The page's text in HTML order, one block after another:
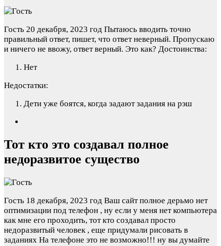
Гость 20 декабря, 2023 год Пытаюсь вводить точно
правильный ответ, пишет, что ответ неверный. Пропускаю
и ничего не ввожу, ответ верный. Это как? Достоинства:
Нет
Недостатки:
Дети уже боятся, когда задают задания на рэш
Тот кто это создавал полное
недоразвитое существо
Гость 18 декабря, 2023 год Ваш сайт полное дерьмо нет
оптимизации под телефон , ну если у меня нет компьютера
как мне его проходить, тот кто создавал просто
недоразвитый человек , еще придумали рисовать в
заданиях На телефоне это не возможно!!! ну вы думайте